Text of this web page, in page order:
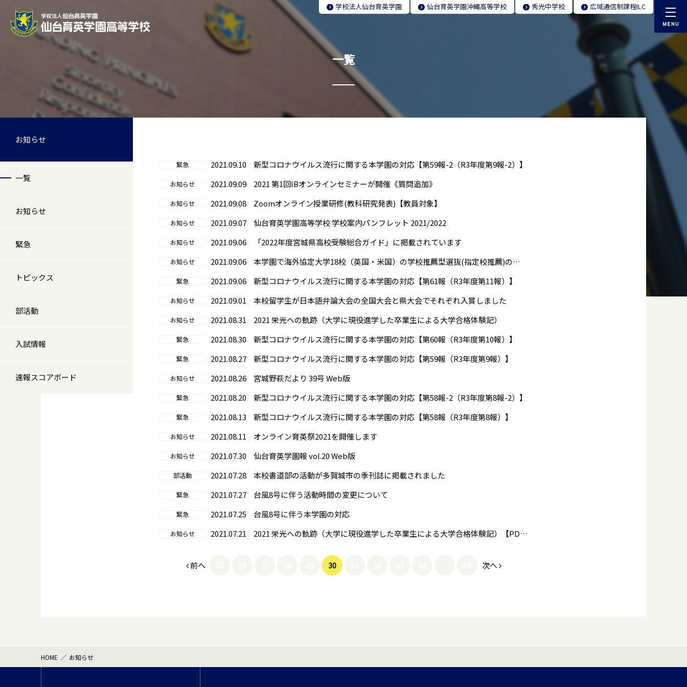
学校法人仙台育英学園 仙台育英学園沖縄高等学校 秀光中学校 広域通信制課程ILC
一覧
緊急 2021.09.10 新型コロナウイルス流行に関する本学園の対応【第59報-2（R3年度第9報-2）】
お知らせ 2021.09.09 2021 第1回IBオンラインセミナーが開催《質問追加》
お知らせ 2021.09.08 Zoomオンライン授業研修(教科研究発表)【教員対象】
お知らせ 2021.09.07 仙台育英学園高等学校 学校案内パンフレット 2021/2022
お知らせ 2021.09.06 「2022年度宮城県高校受験総合ガイド」に掲載されています
お知らせ 2021.09.06 本学園で海外協定大学18校（英国・米国）の学校推薦型選抜(指定校推薦)の枠を獲得しました
緊急 2021.09.06 新型コロナウイルス流行に関する本学園の対応【第61報（R3年度第11報）】
お知らせ 2021.09.01 本校留学生が日本語弁論大会の全国大会と県大会でそれぞれ入賞しました
お知らせ 2021.08.31 2021 栄光への軌跡（大学に現役進学した卒業生による大学合格体験記）
緊急 2021.08.30 新型コロナウイルス流行に関する本学園の対応【第60報（R3年度第10報）】
緊急 2021.08.27 新型コロナウイルス流行に関する本学園の対応【第59報（R3年度第9報）】
お知らせ 2021.08.26 宮城野萩だより 39号 Web版
緊急 2021.08.20 新型コロナウイルス流行に関する本学園の対応【第58報-2（R3年度第8報-2）】
緊急 2021.08.13 新型コロナウイルス流行に関する本学園の対応【第58報（R3年度第8報）】
お知らせ 2021.08.11 オンライン育英祭2021を開催します
お知らせ 2021.07.30 仙台育英学園報 vol.20 Web版
部活動 2021.07.28 本校書道部の活動が多賀城市の季刊誌に掲載されました
緊急 2021.07.27 台風8号に伴う活動時間の変更について
緊急 2021.07.25 台風8号に伴う本学園の対応
お知らせ 2021.07.21 2021 栄光への軌跡（大学に現役進学した卒業生による大学合格体験記）【PDF】を追加しました
前へ 30 次へ
お知らせ
一覧
お知らせ
緊急
トピックス
部活動
入試情報
速報スコアボード
HOME お知らせ